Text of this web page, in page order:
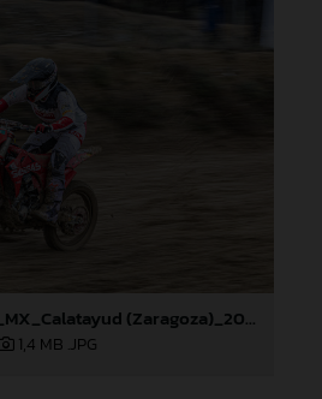
Gerard Congost_CE_MX_Calatayud (Zaragoza)_2024
1,4 MB .JPG